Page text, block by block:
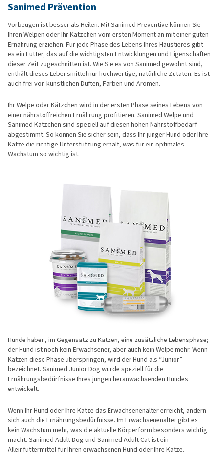
Sanimed Prävention
Vorbeugen ist besser als Heilen. Mit Sanimed Preventive können Sie
Ihren Welpen oder Ihr Kätzchen vom ersten Moment an mit einer guten
Ernährung erziehen. Für jede Phase des Lebens Ihres Haustieres gibt
es ein Futter, das auf die wichtigsten Entwicklungen und Eigenschaften
dieser Zeit zugeschnitten ist. Wie Sie es von Sanimed gewohnt sind,
enthält dieses Lebensmittel nur hochwertige, natürliche Zutaten. Es ist
auch frei von künstlichen Düften, Farben und Aromen.
Ihr Welpe oder Kätzchen wird in der ersten Phase seines Lebens von
einer nährstoffreichen Ernährung profitieren. Sanimed Welpe und
Sanimed Kätzchen sind speziell auf diesen hohen Nährstoffbedarf
abgestimmt. So können Sie sicher sein, dass Ihr junger Hund oder Ihre
Katze die richtige Unterstützung erhält, was für ein optimales
Wachstum so wichtig ist.
Hunde haben, im Gegensatz zu Katzen, eine zusätzliche Lebensphase;
der Hund ist noch kein Erwachsener, aber auch kein Welpe mehr. Wenn
Katzen diese Phase überspringen, wird der Hund als “Junior”
bezeichnet. Sanimed Junior Dog wurde speziell für die
Ernährungsbedürfnisse Ihres jungen heranwachsenden Hundes
entwickelt.
Wenn Ihr Hund oder Ihre Katze das Erwachsenenalter erreicht, ändern
sich auch die Ernährungsbedürfnisse. Im Erwachsenenalter gibt es
kein Wachstum mehr, was die aktuelle Körperform besonders wichtig
macht. Sanimed Adult Dog und Sanimed Adult Cat ist ein
Alleinfuttermittel für Ihren erwachsenen Hund oder Ihre Katze.